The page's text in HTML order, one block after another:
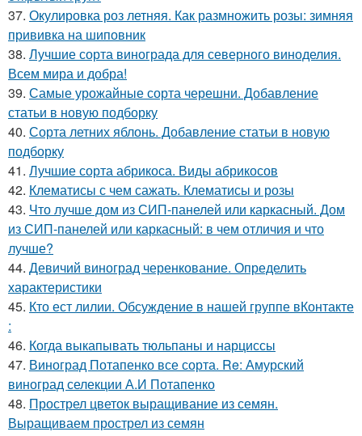
37. Окулировка роз летняя. Как размножить розы: зимняя
прививка на шиповник
38. Лучшие сорта винограда для северного виноделия.
Всем мира и добра!
39. Самые урожайные сорта черешни. Добавление
статьи в новую подборку
40. Сорта летних яблонь. Добавление статьи в новую
подборку
41. Лучшие сорта абрикоса. Виды абрикосов
42. Клематисы с чем сажать. Клематисы и розы
43. Что лучше дом из СИП-панелей или каркасный. Дом
из СИП-панелей или каркасный: в чем отличия и что
лучше?
44. Девичий виноград черенкование. Определить
характеристики
45. Кто ест лилии. Обсуждение в нашей группе вКонтакте
:
46. Когда выкапывать тюльпаны и нарциссы
47. Виноград Потапенко все сорта. Re: Амурский
виноград селекции А.И Потапенко
48. Прострел цветок выращивание из семян.
Выращиваем прострел из семян